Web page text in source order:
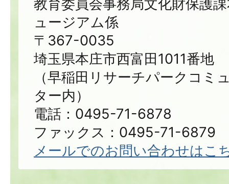
教育委員会事務局文化財保護
ュージアム係
〒367-0035
埼玉県本庄市西富田1011番地
（早稲田リサーチパークコミ
ター内）
電話：0495-71-6878
ファックス：0495-71-6879
メールでのお問い合わせはこ